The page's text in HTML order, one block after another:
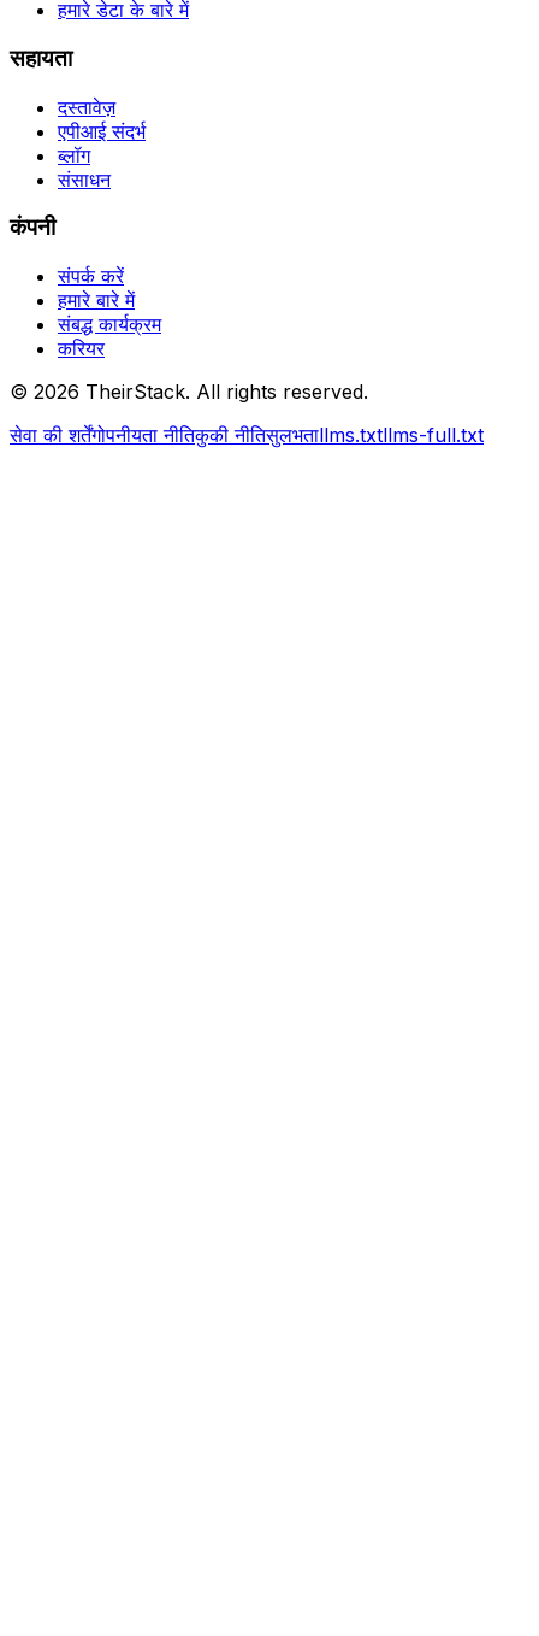
हमारे डेटा के बारे में
सहायता
दस्तावेज़
एपीआई संदर्भ
ब्लॉग
संसाधन
कंपनी
संपर्क करें
हमारे बारे में
संबद्ध कार्यक्रम
करियर
© 2026 TheirStack. All rights reserved.
सेवा की शर्तेंगोपनीयता नीतिकुकी नीतिसुलभताllms.txtllms-full.txt